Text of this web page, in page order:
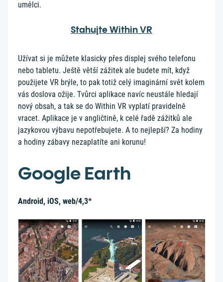
umělci.
Stahujte Within VR
Užívat si je můžete klasicky přes displej svého telefonu
nebo tabletu. Ještě větší zážitek ale budete mít, když
použijete VR brýle, to pak totiž celý imaginární svět kolem
vás doslova ožije. Tvůrci aplikace navíc neustále hledají
nový obsah, a tak se do Within VR vyplatí pravidelně
vracet. Aplikace je v angličtině, k celé řadě zážitků ale
jazykovou výbavu nepotřebujete. A to nejlepší? Za hodiny
a hodiny zábavy nezaplatíte ani korunu!
Google Earth
Android, iOS, web/4,3*